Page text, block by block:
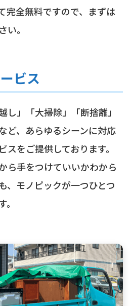
完全無料ですので、まずは
い。
ビス
し」「大掃除」「断捨離」
ど、あらゆるシーンに対応
スをご提供しております。
ら手をつけていいかわから
、モノピックが一つひとつ